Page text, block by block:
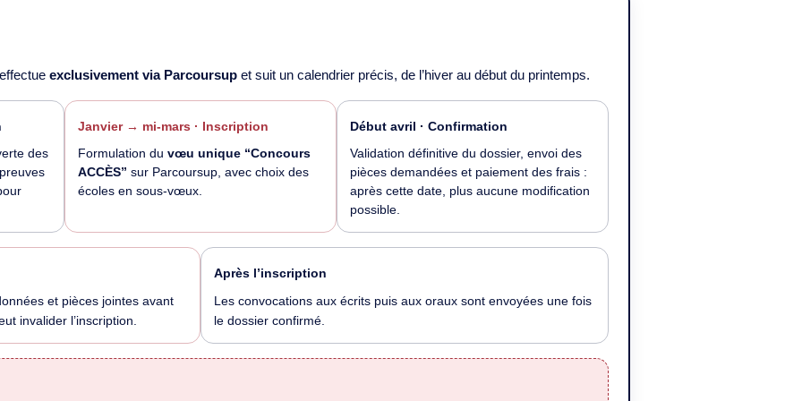
exclusivement via Parcoursupet suit un calendrier précis, de l’hiver au début du printemps.
des
Janvier → mi-mars · Inscription
Formulation du vœu unique “Concours
ACCÈS” sur Parcoursup, avec choix des
écoles en sous-vœux.
Début avril · Confirmation
Validation définitive du dossier, envoi des
pièces demandées et paiement des frais :
après cette date, plus aucune modification
possible.
et pièces jointes avant
invalider l’inscription.
Après l’inscription
Les convocations aux écrits puis aux oraux sont envoyées une fois
le dossier confirmé.